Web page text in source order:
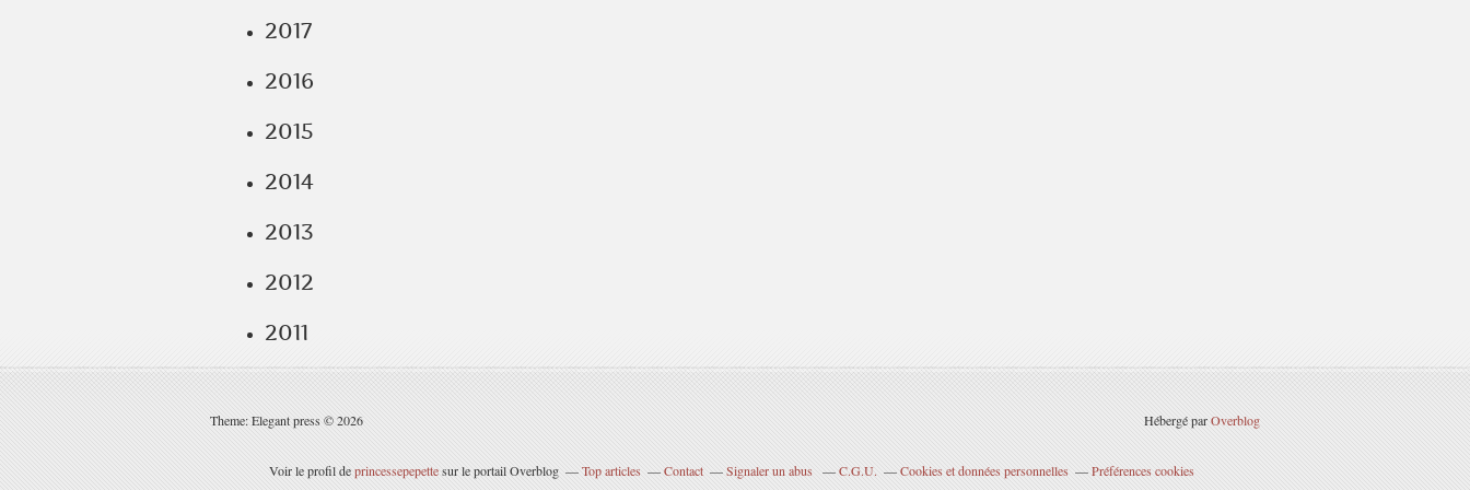
2017
2016
2015
2014
2013
2012
2011
Theme: Elegant press © 2026 Hébergé parOverblog
Voir le profil deprincessepepettesur le portail Overblog Top articles Contact Signaler un abus C.G.U. Cookies et données personnelles Préférences cookies